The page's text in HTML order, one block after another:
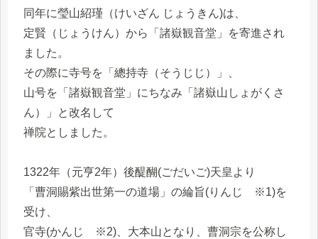
同年に瑩山紹瑾（けいざん じょうきん)は、
定賢（じょうけん）から「諸嶽観音堂」を寄進され
ました。
その際に寺号を「總持寺（そうじじ）」、
山号を「諸嶽観音堂」にちなみ「諸嶽山しょがくさ
ん）」と改名して
禅院としました。
1322年（元亨2年）後醍醐(ごだいご)天皇より
「曹洞賜紫出世第一の道場」の綸旨(りんじ ※1)を
受け、
官寺(かんじ ※2)、大本山となり、曹洞宗を公称し